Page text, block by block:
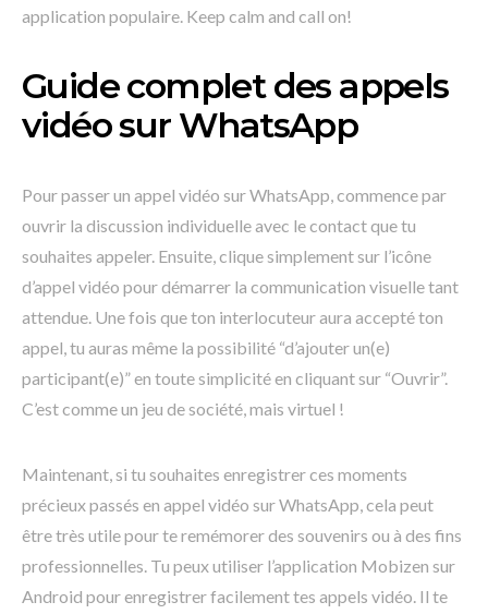
application populaire. Keep calm and call on!
Guide complet des appels
vidéo sur WhatsApp
Pour passer un appel vidéo sur WhatsApp, commence par
ouvrir la discussion individuelle avec le contact que tu
souhaites appeler. Ensuite, clique simplement sur l’icône
d’appel vidéo pour démarrer la communication visuelle tant
attendue. Une fois que ton interlocuteur aura accepté ton
appel, tu auras même la possibilité “d’ajouter un(e)
participant(e)” en toute simplicité en cliquant sur “Ouvrir”.
C’est comme un jeu de société, mais virtuel !
Maintenant, si tu souhaites enregistrer ces moments
précieux passés en appel vidéo sur WhatsApp, cela peut
être très utile pour te remémorer des souvenirs ou à des fins
professionnelles. Tu peux utiliser l’application Mobizen sur
Android pour enregistrer facilement tes appels vidéo. Il te